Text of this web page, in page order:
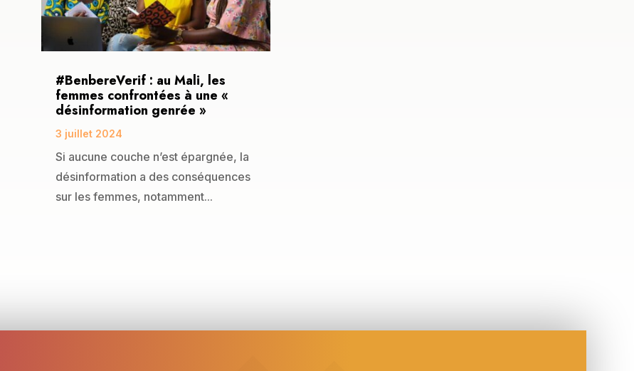
#BenbereVerif : au Mali, les
femmes confrontées à une «
désinformation genrée »
3 juillet 2024
Si aucune couche n’est épargnée, la
désinformation a des conséquences
sur les femmes, notamment...